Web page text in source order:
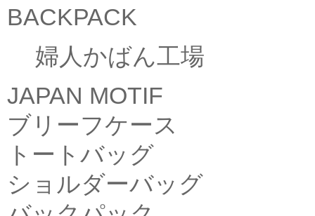
BACKPACK
婦人かばん工場
JAPAN MOTIF
ブリーフケース
トートバッグ
ショルダーバッグ